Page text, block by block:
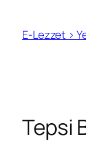
E-Lezzet ›
Tepsi